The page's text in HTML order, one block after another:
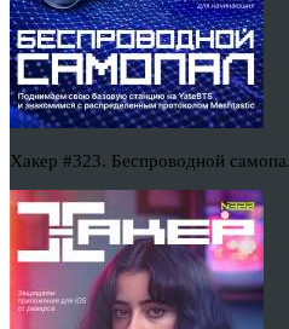
Хакер #323. Беспроводной